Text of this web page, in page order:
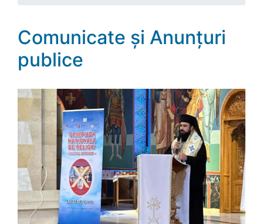
Comunicate şi Anunțuri
publice